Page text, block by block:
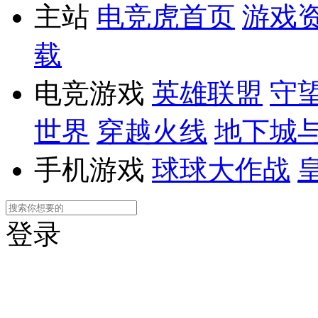
主站 电竞虎首页 游戏
载
电竞游戏 英雄联盟 守
世界 穿越火线 地下城
手机游戏 球球大作战
登录